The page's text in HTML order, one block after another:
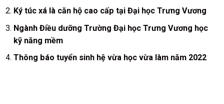
Ký túc xá là căn hộ cao cấp tại Đại học Trưng Vương
Ngành Điều dưỡng Trường Đại học Trưng Vương học
kỹ năng mềm
Thông báo tuyển sinh hệ vừa học vừa làm năm 2022